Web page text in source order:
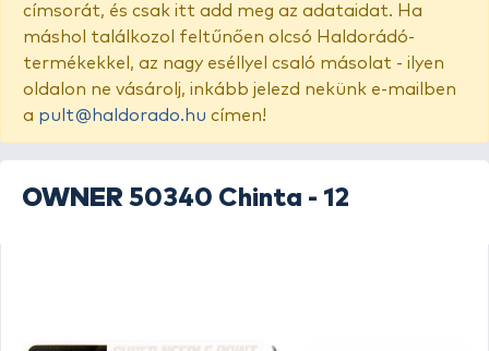
címsorát, és csak itt add meg az adataidat. Ha
máshol találkozol feltűnően olcsó Haldorádó-
termékekkel, az nagy eséllyel csaló másolat - ilyen
oldalon ne vásárolj, inkább jelezd nekünk e-mailben
a pult@haldorado.hu címen!
OWNER 50340 Chinta - 12